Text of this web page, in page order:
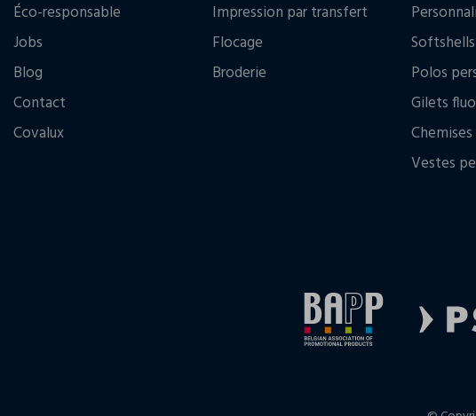
Éco-responsable
Jobs
Blog
Contact
Covalux
Impression par transfert
Flocage
Broderie
Polos
Gilets
Vestes